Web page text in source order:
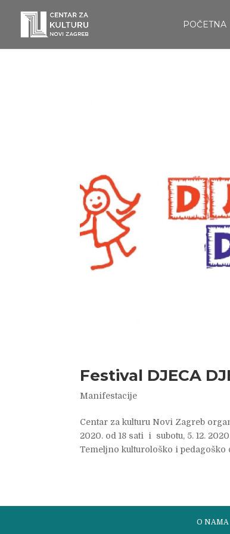
POČETNA
Festival DJECA
Manifestacije
Centar za kulturu Novi Zagreb
2020. od 18 sati i subotu, 5. 12.
Temeljno kulturološko i pedagoško
O NAMA